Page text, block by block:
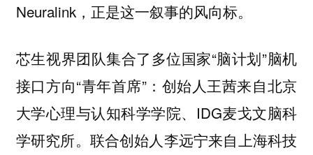
Neuralink，正是这一叙事的风向标。
芯生视界团队集合了多位国家“脑计划”脑机
接口方向“青年首席”：创始人王茜来自北京
大学心理与认知科学学院、IDG麦戈文脑科
学研究所。联合创始人李远宁来自上海科技